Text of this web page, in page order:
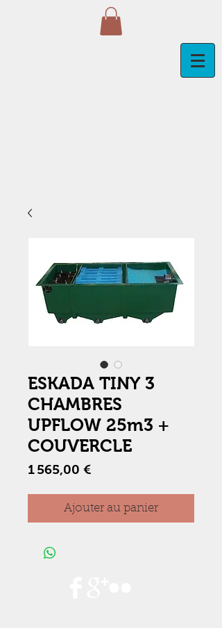
ESKADA TINY 3
CHAMBRES
UPFLOW 25m3 +
COUVERCLE
1 565,00 €
Ajouter au panier